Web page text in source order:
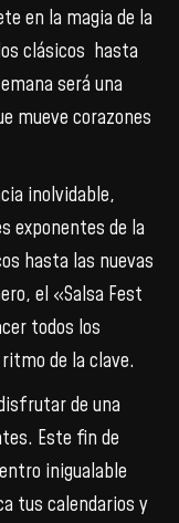
en la magia de la
clásicos hasta
será una
mueve corazones
inolvidable,
exponentes de la
hasta las nuevas
el «Salsa Fest
todos los
de la clave.
de una
Este fin de
inigualable
tus calendarios y